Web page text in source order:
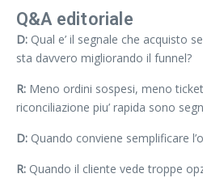
Q&A editoriale
D: Qual e’ il segnale che acquisto
sta davvero migliorando il funnel?
R: Meno ordini sospesi, meno
riconciliazione piu’ rapida sono
D: Quando conviene semplificare
R: Quando il cliente vede troppe